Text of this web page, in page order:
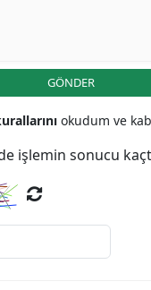
GÖNDER
okudum ve
işlemin sonucu